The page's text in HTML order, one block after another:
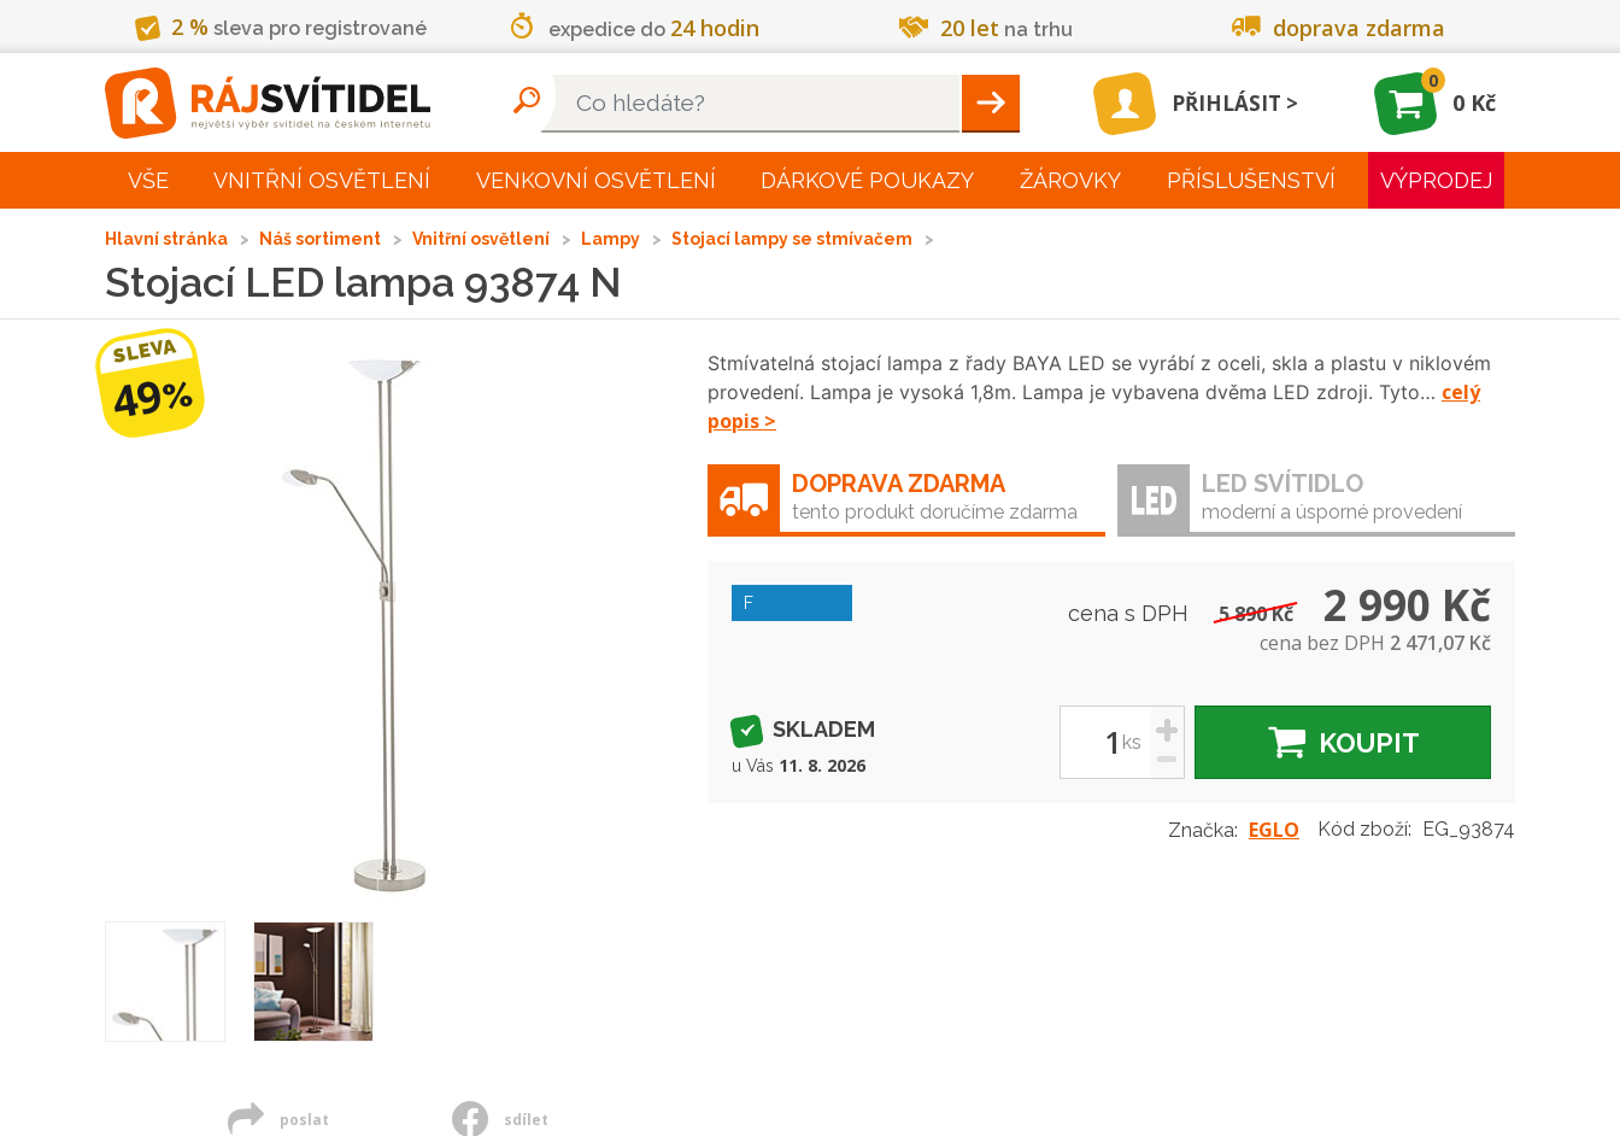
2 % sleva pro registrované expedice do 24 hodin 20 let na trhu doprava zdarma
Hleadat PŘIHLÁSIT
0
0 Kč
VŠE VNITŘNÍ OSVĚTLENÍ VENKOVNÍ OSVĚTLENÍ DÁRKOVÉ POUKAZY ŽÁROVKY PŘÍSLUŠENSTVÍ VÝPRODEJ
Hlavní stránka Náš sortiment Vnitřní osvětlení Lampy Stojací lampy se stmívačem
Stojací LED lampa 93874 N
SLEVA
49%
poslat sdílet
Stmívatelná stojací lampa z řady BAYA LED se vyrábí z oceli, skla a plastu v niklovém
provedení. Lampa je vysoká 1,8m. Lampa je vybavena dvěma LED zdroji. Tyto… celý
popis >
DOPRAVA ZDARMA
tento produkt doručíme zdarma
LED SVÍTIDLO
moderní a úsporné provedení
F
SKLADEM
u Vás 11. 8. 2026
cena s DPH 5 890 Kč 2 990 Kč
cena bez DPH 2 471,07 Kč
ks
+
-
KOUPIT
Značka: EGLO Kód zboží: EG_93874